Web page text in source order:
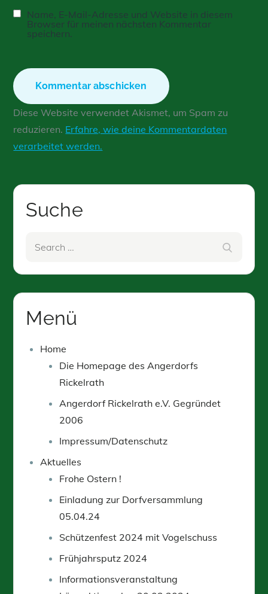
Name, E-Mail-Adresse und Website in diesem
Browser für meinen nächsten Kommentar
speichern.
Diese Website verwendet Akismet, um Spam zu
reduzieren. Erfahre, wie deine Kommentardaten
verarbeitet werden.
Suche
Menü
Home
Die Homepage des Angerdorfs
Rickelrath
Angerdorf Rickelrath e.V. Gegründet
2006
Impressum/Datenschutz
Aktuelles
Frohe Ostern !
Einladung zur Dorfversammlung
05.04.24
Schützenfest 2024 mit Vogelschuss
Frühjahrsputz 2024
Informationsveranstaltung